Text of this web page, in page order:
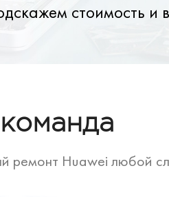
стоимость и
ремонт Huawei любой